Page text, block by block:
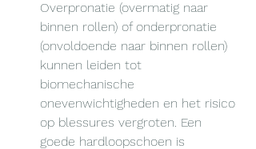
Overpronatie (overmatig naar
binnen rollen) of onderpronatie
(onvoldoende naar binnen rollen)
kunnen leiden tot
biomechanische
onevenwichtigheden en het risico
op blessures vergroten. Een
goede hardloopschoen is